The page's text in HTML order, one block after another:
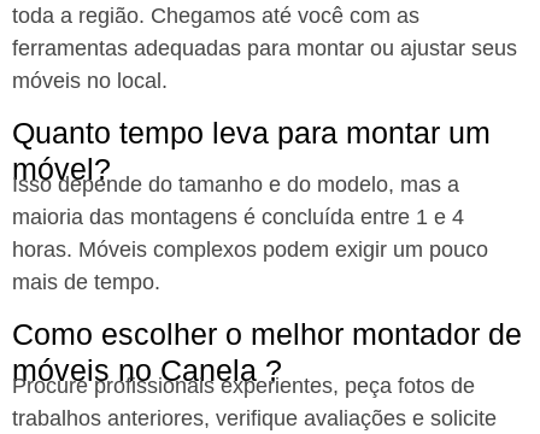
toda a região. Chegamos até você com as
ferramentas adequadas para montar ou ajustar seus
móveis no local.
Quanto tempo leva para montar um
móvel?
Isso depende do tamanho e do modelo, mas a
maioria das montagens é concluída entre 1 e 4
horas. Móveis complexos podem exigir um pouco
mais de tempo.
Como escolher o melhor montador de
móveis no Canela ?
Procure profissionais experientes, peça fotos de
trabalhos anteriores, verifique avaliações e solicite